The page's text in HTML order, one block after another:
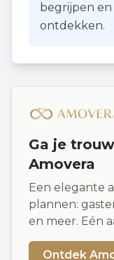
begrijpen
ontdekken.
Ga je
Amovera
Een elegante
plannen:
en meer. Eén
Ontdek